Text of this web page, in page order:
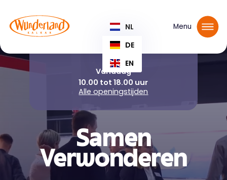
NL
DE
EN
Menu
Vandaag
10.00 tot 18.00 uur
Alle openingstijden
Reserveer jouw tickets
Samen
Verwonderen